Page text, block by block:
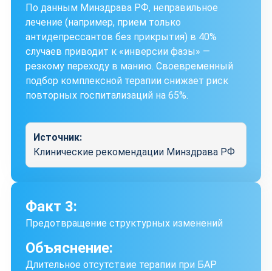
По данным Минздрава РФ, неправильное
лечение (например, прием только
антидепрессантов без прикрытия) в 40%
случаев приводит к «инверсии фазы» —
резкому переходу в манию. Своевременный
подбор комплексной терапии снижает риск
повторных госпитализаций на 65%.
Источник:
Клинические рекомендации Минздрава РФ
Факт 3:
Предотвращение структурных изменений
Объяснение:
Длительное отсутствие терапии при БАР